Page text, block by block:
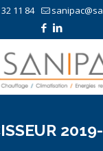
11 84